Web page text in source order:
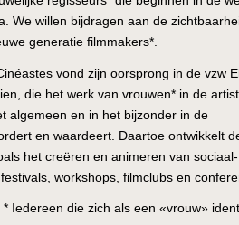
We willen bijdragen aan de
generatie filmmakers*.
vond zijn oorsprong in de vzw
die het werk van vrouwen* in de
algemeen en in het bijzonder in de
en waardeert. Daartoe ontwikkelt
het creëren en animeren van sociaal-
workshops, filmclubs en
* Iedereen die zich als een «vrouw»